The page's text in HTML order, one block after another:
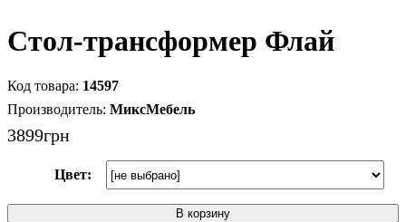
Стол-трансформер Флай
14597
МиксМебель
3899грн
Цвет:
В корзину